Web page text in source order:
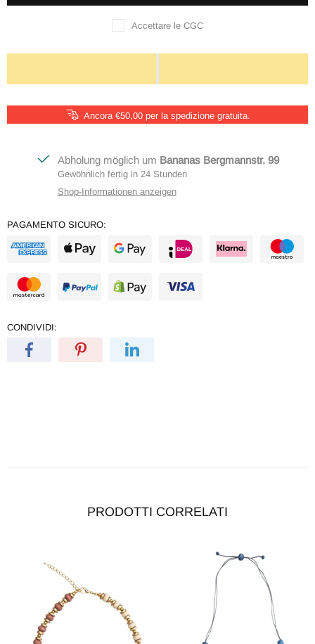
Accettare le CGC
Ancora €50,00 per la spedizione gratuita.
Abholung möglich um Bananas Bergmannstr. 99
Gewöhnlich fertig in 24 Stunden
Shop-Informationen anzeigen
PAGAMENTO SICURO:
CONDIVIDI:
PRODOTTI CORRELATI